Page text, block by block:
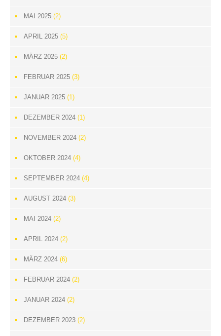
MAI 2025 (2)
APRIL 2025 (5)
MÄRZ 2025 (2)
FEBRUAR 2025 (3)
JANUAR 2025 (1)
DEZEMBER 2024 (1)
NOVEMBER 2024 (2)
OKTOBER 2024 (4)
SEPTEMBER 2024 (4)
AUGUST 2024 (3)
MAI 2024 (2)
APRIL 2024 (2)
MÄRZ 2024 (6)
FEBRUAR 2024 (2)
JANUAR 2024 (2)
DEZEMBER 2023 (2)